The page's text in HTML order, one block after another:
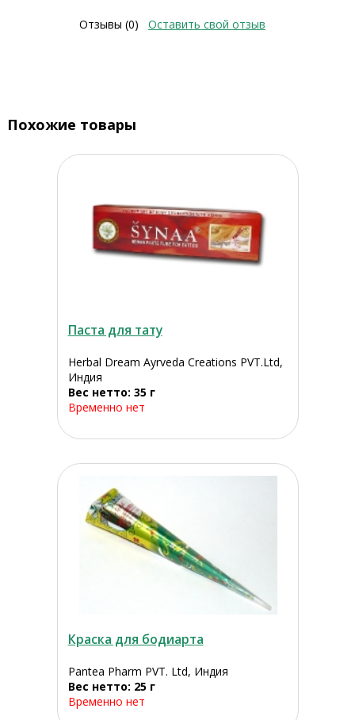
Отзывы (0) Оставить свой отзыв
Похожие товары
Паста для тату
Herbal Dream Ayrveda Creations PVT.Ltd,
Индия
Вес нетто: 35 г
Временно нет
Краска для бодиарта
Pantea Pharm PVT. Ltd, Индия
Вес нетто: 25 г
Временно нет